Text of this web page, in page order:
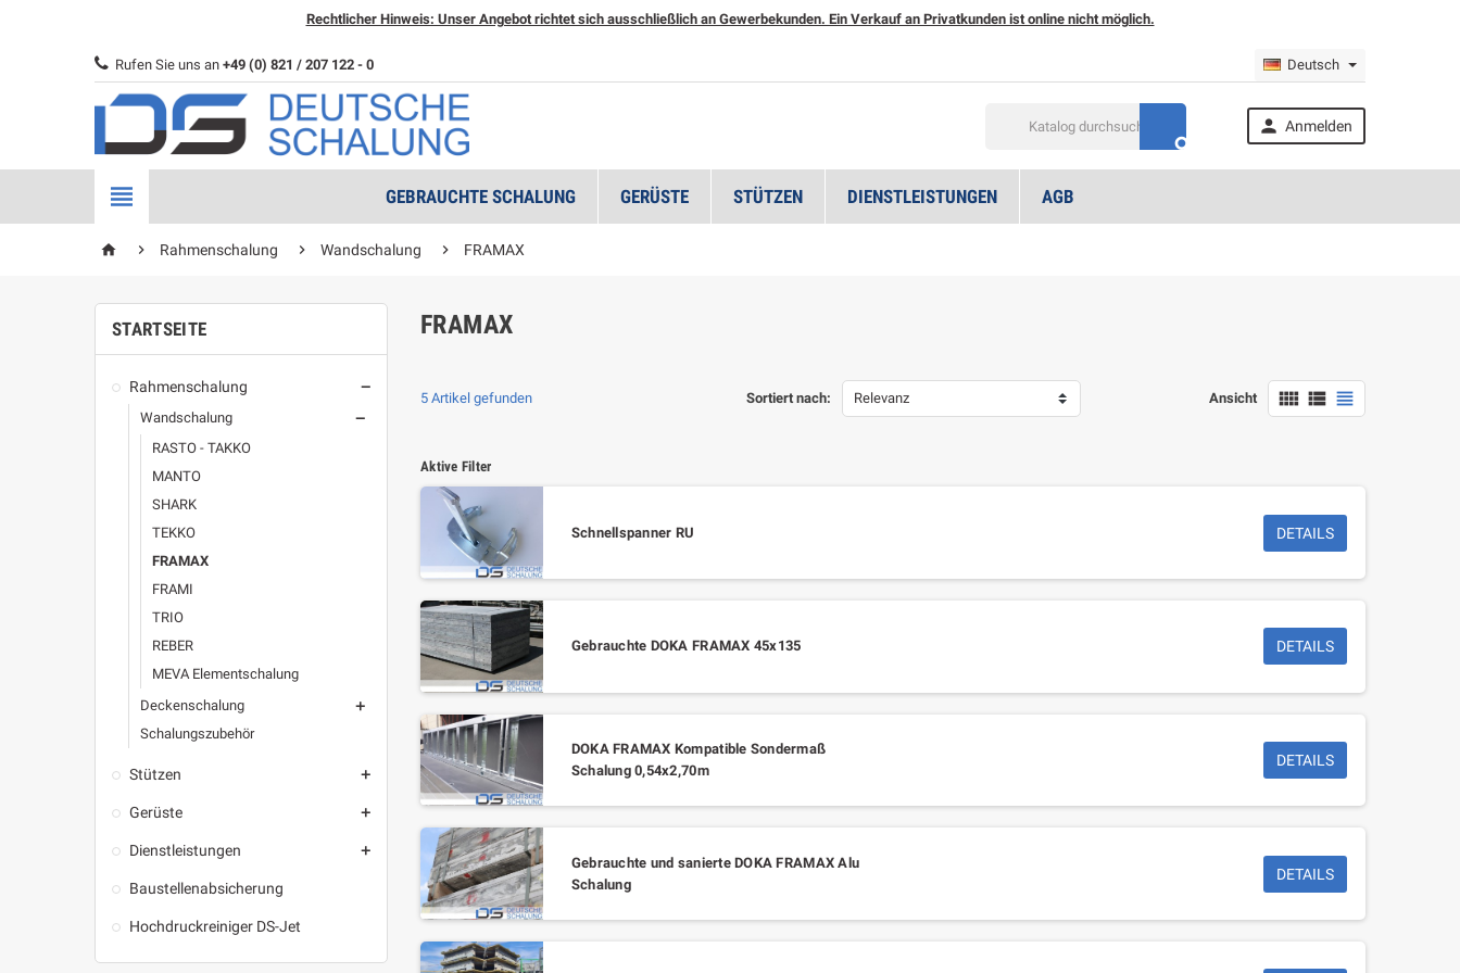
Rechtlicher Hinweis: Unser Angebot richtet sich ausschließlich an Gewerbekunden. Ein Verkauf an Privatkunden ist online nicht möglich.
Rufen Sie uns an +49 (0) 821 / 207 122 - 0 Deutsch

 Anmelden
 GEBRAUCHTE SCHALUNG GERÜSTE STÜTZEN DIENSTLEISTUNGEN AGB
home  Rahmenschalung  Wandschalung  FRAMAX
STARTSEITE
Rahmenschalung 
Wandschalung 
RASTO - TAKKO
MANTO
SHARK
TEKKO
FRAMAX
FRAMI
TRIO
REBER
MEVA Elementschalung
Deckenschalung

Schalungszubehör
Stützen 
Gerüste 
Dienstleistungen 
Baustellenabsicherung
Hochdruckreiniger DS-Jet
FRAMAX
5 Artikel gefunden Sortiert nach: Relevanz Ansicht   
Aktive Filter
Schnellspanner RU DETAILS
Gebrauchte DOKA FRAMAX 45x135 DETAILS
DOKA FRAMAX Kompatible Sondermaß
Schalung 0,54x2,70m
DETAILS
Gebrauchte und sanierte DOKA FRAMAX Alu
Schalung
DETAILS